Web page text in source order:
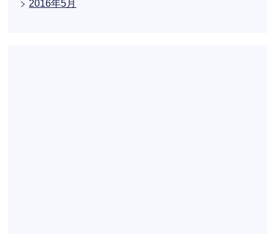
2016年5月